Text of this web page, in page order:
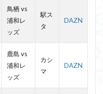
鳥栖 vs
浦和レ
ッズ
駅ス
タ
DAZN
鹿島 vs
浦和レ
ッズ
カシ
マ
DAZN